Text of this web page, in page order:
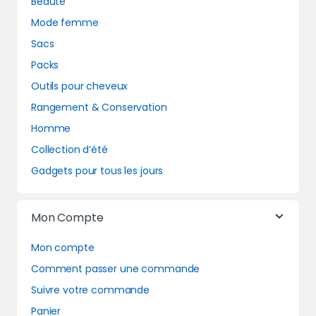
Mode femme
Sacs
Packs
Outils pour cheveux
Rangement & Conservation
Homme
Collection d’été
Gadgets pour tous les jours
Mon Compte
Mon compte
Comment passer une commande
Suivre votre commande
Panier